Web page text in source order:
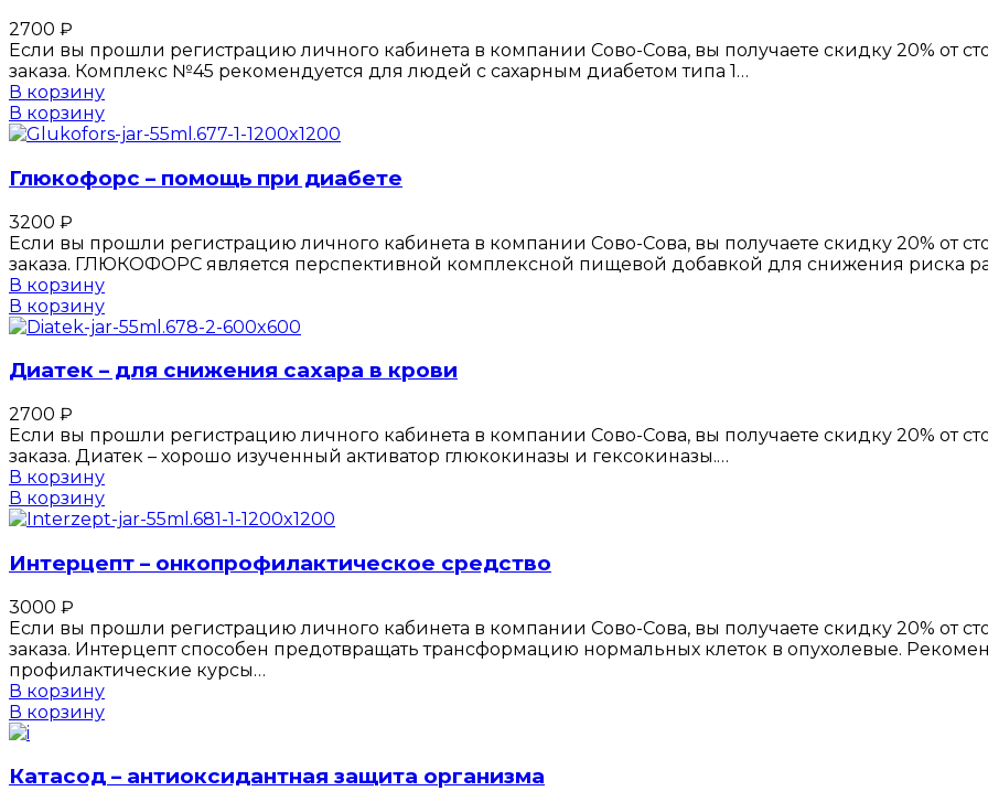
2700 ₽
Если вы прошли регистрацию личного кабинета в компании Сово-Сова, вы получаете скидку 20% от
заказа. Комплекс №45 рекомендуется для людей с сахарным диабетом типа 1…
В корзину
В корзину
Глюкофорс – помощь при диабете
3200 ₽
Если вы прошли регистрацию личного кабинета в компании Сово-Сова, вы получаете скидку 20% от
заказа. ГЛЮКОФОРС является перспективной комплексной пищевой добавкой для снижения риска
В корзину
В корзину
Диатек – для снижения сахара в крови
2700 ₽
Если вы прошли регистрацию личного кабинета в компании Сово-Сова, вы получаете скидку 20% от
заказа. Диатек – хорошо изученный активатор глюкокиназы и гексокиназы.…
В корзину
В корзину
Интерцепт – онкопрофилактическое средство
3000 ₽
Если вы прошли регистрацию личного кабинета в компании Сово-Сова, вы получаете скидку 20% от
заказа. Интерцепт способен предотвращать трансформацию нормальных клеток в опухолевые.
профилактические курсы…
В корзину
В корзину
Катасод – антиоксидантная защита организма